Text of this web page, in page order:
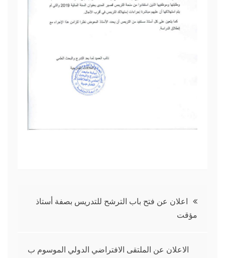
تصفّح
المقالات
اعلان عن فتح باب الترشح للتدريس بصفة أستاذ
مؤقت
الاعلان عن الملتقى الافتراضي الدولي الموسوم ب